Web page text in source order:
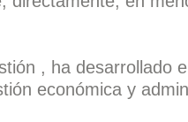
, ha desarrollado
económica y